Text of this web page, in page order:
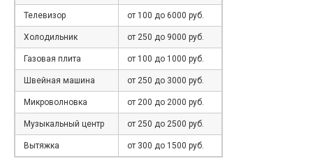
Телевизор от 100 до 6000 руб.
Холодильник от 250 до 9000 руб.
Газовая плита от 100 до 1000 руб.
Швейная машина от 250 до 3000 руб.
Микроволновка от 200 до 2000 руб.
Музыкальный центр от 250 до 2500 руб.
Вытяжка от 300 до 1500 руб.